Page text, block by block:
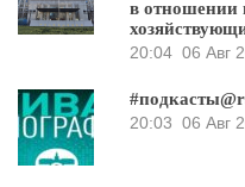
в отношении
20:04 06 Авг
20:03 06 Авг